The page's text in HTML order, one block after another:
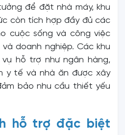
để đặt nhà máy, khu
còn tích hợp đầy đủ các
cuộc sống và công việc
doanh nghiệp. Các khu
hỗ trợ như ngân hàng,
y tế và nhà ăn được xây
bảo nhu cầu thiết yếu
hỗ trợ đặc biệt